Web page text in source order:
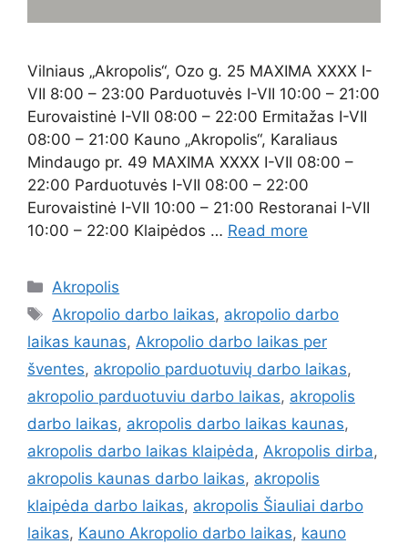
Vilniaus „Akropolis“, Ozo g. 25 MAXIMA XXXX I-
VII 8:00 – 23:00 Parduotuvės I-VII 10:00 – 21:00
Eurovaistinė I-VII 08:00 – 22:00 Ermitažas I-VII
08:00 – 21:00 Kauno „Akropolis“, Karaliaus
Mindaugo pr. 49 MAXIMA XXXX I-VII 08:00 –
22:00 Parduotuvės I-VII 08:00 – 22:00
Eurovaistinė I-VII 10:00 – 21:00 Restoranai I-VII
10:00 – 22:00 Klaipėdos … Read more
Akropolis
Akropolio darbo laikas, akropolio darbo
laikas kaunas, Akropolio darbo laikas per
šventes, akropolio parduotuvių darbo laikas,
akropolio parduotuviu darbo laikas, akropolis
darbo laikas, akropolis darbo laikas kaunas,
akropolis darbo laikas klaipėda, Akropolis dirba,
akropolis kaunas darbo laikas, akropolis
klaipėda darbo laikas, akropolis Šiauliai darbo
laikas, Kauno Akropolio darbo laikas, kauno